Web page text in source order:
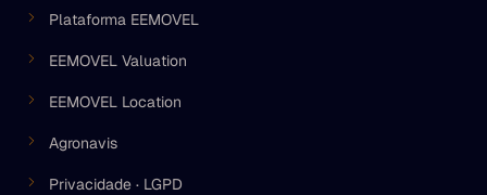
Plataforma EEMOVEL
EEMOVEL Valuation
EEMOVEL Location
Agronavis
Privacidade · LGPD